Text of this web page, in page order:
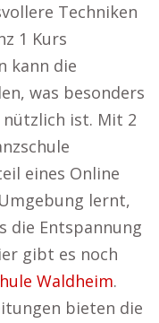
Techniken
1 Kurs
kann die
was besonders
ist. Mit 2
eines Online
lernt,
die Entspannung
gibt es noch
Waldheim.
bieten die